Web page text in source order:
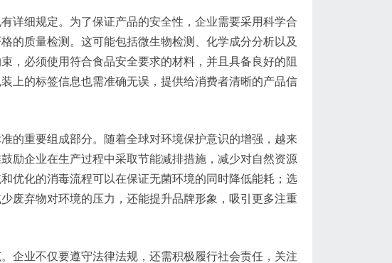
详细规定。为了保证产品的安全性，企业需要采用科学合
的质量检测。这可能包括微生物检测、化学成分分析以及
，必须使用符合食品安全要求的材料，并且具备良好的阻
上的标签信息也需准确无误，提供给消费者清晰的产品信
的重要组成部分。随着全球对环境保护意识的增强，越来
励企业在生产过程中采取节能减排措施，减少对自然资源
优化的消毒流程可以在保证无菌环境的同时降低能耗；选
废弃物对环境的压力，还能提升品牌形象，吸引更多注重
企业不仅要遵守法律法规，还需积极履行社会责任，关注